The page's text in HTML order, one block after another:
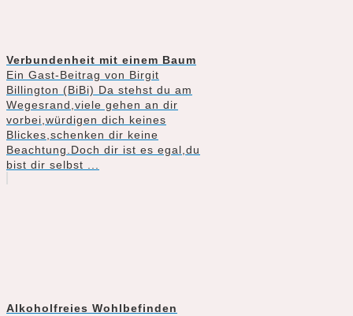
Verbundenheit mit einem Baum
Ein Gast-Beitrag von Birgit
Billington (BiBi) Da stehst du am
Wegesrand,viele gehen an dir
vorbei,würdigen dich keines
Blickes,schenken dir keine
Beachtung.Doch dir ist es egal,du
bist dir selbst ...
Alkoholfreies Wohlbefinden